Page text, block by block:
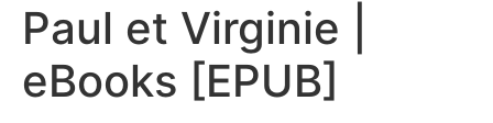
Paul et Virginie |
eBooks [EPUB]